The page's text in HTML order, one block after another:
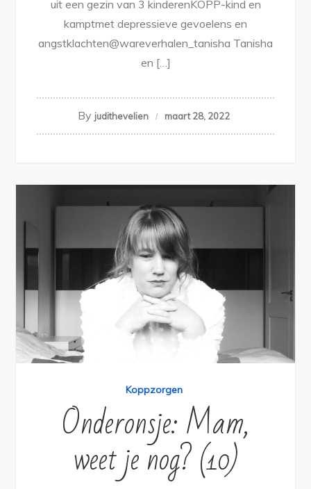
uit een gezin van 3 kinderenKOPP-kind en
kamptmet depressieve gevoelens en
angstklachten@wareverhalen_tanisha Tanisha
en […]
By judithevelien maart 28, 2022
Koppzorgen
Onderonsje: Mam,
weet je nog? (10)